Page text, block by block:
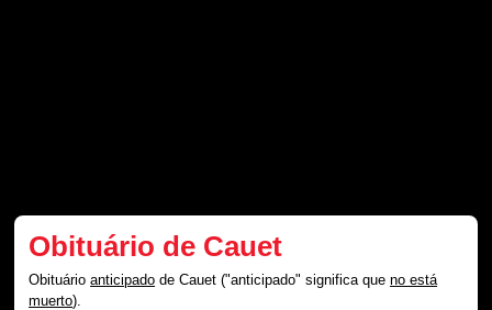
Obituário de Cauet
Obituárioanticipado de Cauet ("anticipado" significa queno está
muerto).